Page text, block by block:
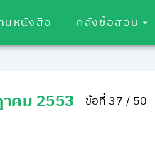
นหนังสือ คลังข้อสอบ
คม 2553 ข้อที่ 37 / 50